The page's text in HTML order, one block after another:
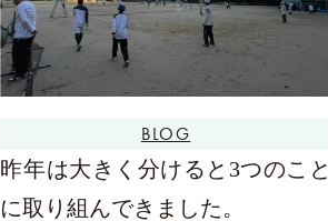
BLOG
昨年は大きく分けると3つのこと
に取り組んできました。